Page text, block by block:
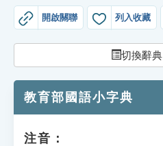
開啟關聯 列入收藏
切換辭典
教育部國語小字典
注音：